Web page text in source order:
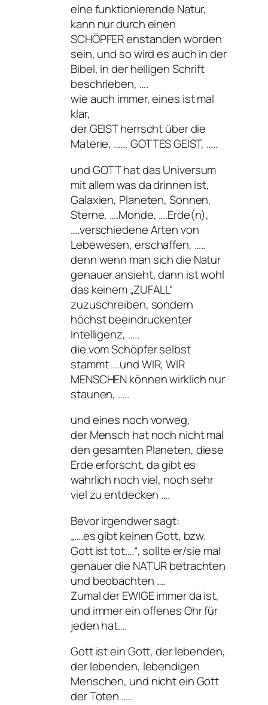
eine funktionierende Natur,
kann nur durch einen
SCHÖPFER enstanden worden
sein, und so wird es auch in der
Bibel, in der heiligen Schrift
beschrieben, ….
wie auch immer, eines ist mal
klar,
der GEIST herrscht über die
Materie, ….., GOTTES GEIST, …..
und GOTT hat das Universum
mit allem was da drinnen ist,
Galaxien, Planeten, Sonnen,
Sterne, ….Monde, ….Erde(n),
….verschiedene Arten von
Lebewesen, erschaffen, …..
denn wenn man sich die Natur
genauer ansieht, dann ist wohl
das keinem „ZUFALL“
zuzuschreiben, sondern
höchst beeindruckenter
Intelligenz, …..
die vom Schöpfer selbst
stammt ….und WIR, WIR
MENSCHEN können wirklich nur
staunen, …..
und eines noch vorweg,
der Mensch hat noch nicht mal
den gesamten Planeten, diese
Erde erforscht, da gibt es
wahrlich noch viel, noch sehr
viel zu entdecken ….
Bevor irgendwer sagt:
„….es gibt keinen Gott, bzw.
Gott ist tot….“, sollte er/sie mal
genauer die NATUR betrachten
und beobachten ….
Zumal der EWIGE immer da ist,
und immer ein offenes Ohr für
jeden hat….
Gott ist ein Gott, der lebenden,
der lebenden, lebendigen
Menschen, und nicht ein Gott
der Toten …..